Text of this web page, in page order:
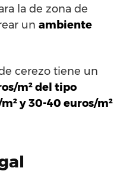
la de zona de
un ambiente
cerezo tiene un
m² del tipo
y 30-40 euros/m²